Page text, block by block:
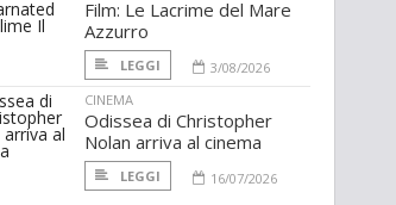
Film: Le Lacrime del Mare
Azzurro
LEGGI
3/08/2026
CINEMA
Odissea di Christopher
Nolan arriva al cinema
LEGGI 16/07/2026